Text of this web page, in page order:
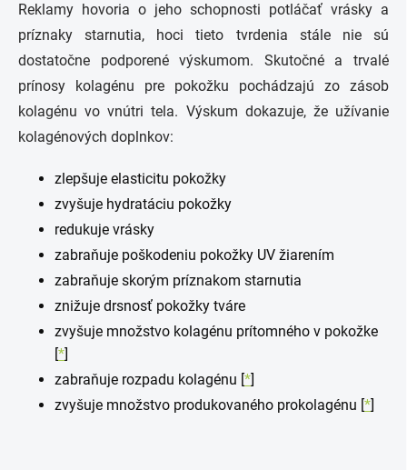
Reklamy hovoria o jeho schopnosti potláčať vrásky a
príznaky starnutia, hoci tieto tvrdenia stále nie sú
dostatočne podporené výskumom. Skutočné a trvalé
prínosy kolagénu pre pokožku pochádzajú zo zásob
kolagénu vo vnútri tela. Výskum dokazuje, že užívanie
kolagénových doplnkov:
zlepšuje elasticitu pokožky
zvyšuje hydratáciu pokožky
redukuje vrásky
zabraňuje poškodeniu pokožky UV žiarením
zabraňuje skorým príznakom starnutia
znižuje drsnosť pokožky tváre
zvyšuje množstvo kolagénu prítomného v pokožke
[*]
zabraňuje rozpadu kolagénu [*]
zvyšuje množstvo produkovaného prokolagénu [*]